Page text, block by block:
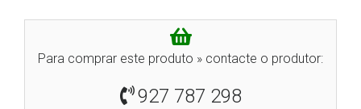
Para comprar este produto » contacte o produtor:
927 787 298